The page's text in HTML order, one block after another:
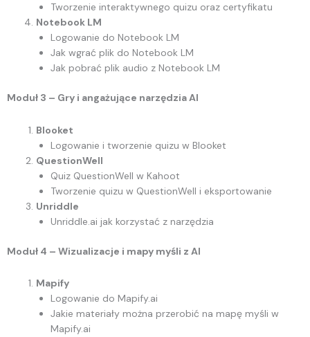
Tworzenie interaktywnego quizu oraz certyfikatu
Notebook LM
Logowanie do Notebook LM
Jak wgrać plik do Notebook LM
Jak pobrać plik audio z Notebook LM
Moduł 3 – Gry i angażujące narzędzia AI
Blooket
Logowanie i tworzenie quizu w Blooket
QuestionWell
Quiz QuestionWell w Kahoot
Tworzenie quizu w QuestionWell i eksportowanie
Unriddle
Unriddle.ai jak korzystać z narzędzia
Moduł 4 – Wizualizacje i mapy myśli z AI
Mapify
Logowanie do Mapify.ai
Jakie materiały można przerobić na mapę myśli w
Mapify.ai